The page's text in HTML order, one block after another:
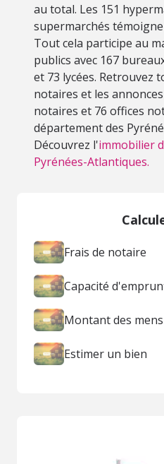
au total. Les 151
supermarchés
Tout cela participe au
publics avec 167
et 73 lycées. Retrouvez
notaires et les
notaires et 76 offices
département des
Découvrez l'immobilier
Pyrénées-Atlantiques.
Frais de notaire
Capacité
Montant des
Estimer un bien